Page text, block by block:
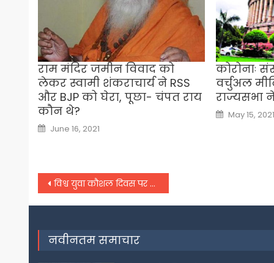
राम मंदिर जमीन विवाद को
लेकर स्वामी शंकराचार्य ने RSS
और BJP को घेरा, पूछा- चंपत राय
कौन थे?
Posted
on
June 16, 2021
कोरोनाः
वर्चुअल
राज्यसभा
Posted
on
May 15, 2021
Post
navigation
विश्व युवा कौशल दिवस पर पीएम मोदी बोले- लर्निंग के साथ नहीं रुकनी चाहिए अर्निंग
नवीनतम समाचार